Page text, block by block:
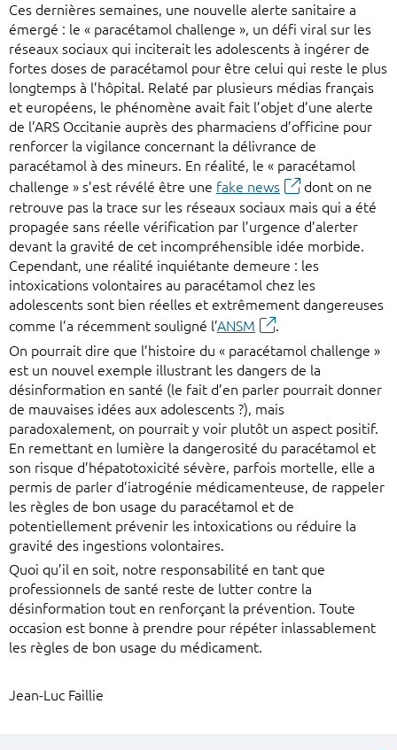
Ces dernières semaines, une nouvelle alerte sanitaire a
émergé : le « paracétamol challenge », un défi viral sur les
réseaux sociaux qui inciterait les adolescents à ingérer de
fortes doses de paracétamol pour être celui qui reste le plus
longtemps à l’hôpital. Relaté par plusieurs médias français
et européens, le phénomène avait fait l’objet d’une alerte
de l’ARS Occitanie auprès des pharmaciens d’officine pour
renforcer la vigilance concernant la délivrance de
paracétamol à des mineurs. En réalité, le « paracétamol
challenge » s’est révélé être une fake news
dont on ne
retrouve pas la trace sur les réseaux sociaux mais qui a été
propagée sans réelle vérification par l’urgence d’alerter
devant la gravité de cet incompréhensible idée morbide.
Cependant, une réalité inquiétante demeure : les
intoxications volontaires au paracétamol chez les
adolescents sont bien réelles et extrêmement dangereuses
comme l’a récemment souligné l’ANSM
.
On pourrait dire que l’histoire du « paracétamol challenge »
est un nouvel exemple illustrant les dangers de la
désinformation en santé (le fait d’en parler pourrait donner
de mauvaises idées aux adolescents ?), mais
paradoxalement, on pourrait y voir plutôt un aspect positif.
En remettant en lumière la dangerosité du paracétamol et
son risque d’hépatotoxicité sévère, parfois mortelle, elle a
permis de parler d’iatrogénie médicamenteuse, de rappeler
les règles de bon usage du paracétamol et de
potentiellement prévenir les intoxications ou réduire la
gravité des ingestions volontaires.
Quoi qu’il en soit, notre responsabilité en tant que
professionnels de santé reste de lutter contre la
désinformation tout en renforçant la prévention. Toute
occasion est bonne à prendre pour répéter inlassablement
les règles de bon usage du médicament.
Jean-Luc Faillie